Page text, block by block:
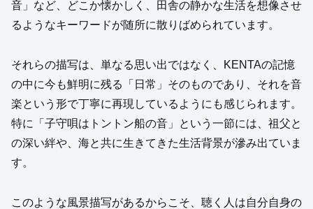
音」など、どこか懐かしく、田舎の静かな生活を想像させ
るようなキーワードが随所に散りばめられています。
それらの描写は、単なる思い出ではなく、KENTAの記憶
の中に今も鮮明に残る「日常」そのものであり、それを音
楽という形で丁寧に再現しているようにも感じられます。
特に「子守唄はトントン船の音」という一節には、祖父と
の深い絆や、海と共に生きてきた生活背景が滲み出ていま
す。
このような風景描写があるからこそ、聴く人は自分自身の